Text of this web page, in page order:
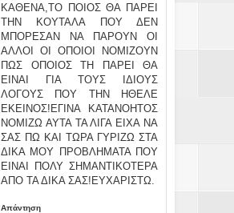
ΚΑΘΕΝΑ,ΤΟ ΠΟΙΟΣ ΘΑ ΠΑΡΕΙ
ΤΗΝ ΚΟΥΤΑΛΑ ΠΟΥ ΔΕΝ
ΜΠΟΡΕΣΑΝ ΝΑ ΠΑΡΟΥΝ ΟΙ
ΑΛΛΟΙ ΟΙ ΟΠΟΙΟΙ ΝΟΜΙΖΟΥΝ
ΠΩΣ ΟΠΟΙΟΣ ΤΗ ΠΑΡΕΙ ΘΑ
ΕΙΝΑΙ ΓΙΑ ΤΟΥΣ ΙΔΙΟΥΣ
ΛΟΓΟΥΣ ΠΟΥ ΤΗΝ ΗΘΕΛΕ
ΕΚΕΙΝΟΣ!ΕΓΙΝΑ ΚΑΤΑΝΟΗΤΟΣ
ΝΟΜΙΖΩ ΑΥΤΑ ΤΑ ΛΙΓΑ ΕΙΧΑ ΝΑ
ΣΑΣ ΠΩ ΚΑΙ ΤΩΡΑ ΓΥΡΙΖΩ ΣΤΑ
ΔΙΚΑ ΜΟΥ ΠΡΟΒΛΗΜΑΤΑ ΠΟΥ
ΕΙΝΑΙ ΠΟΛΥ ΣΗΜΑΝΤΙΚΟΤΕΡΑ
ΑΠΟ ΤΑ ΔΙΚΑ ΣΑΣ!ΕΥΧΑΡΙΣΤΩ.
Απάντηση